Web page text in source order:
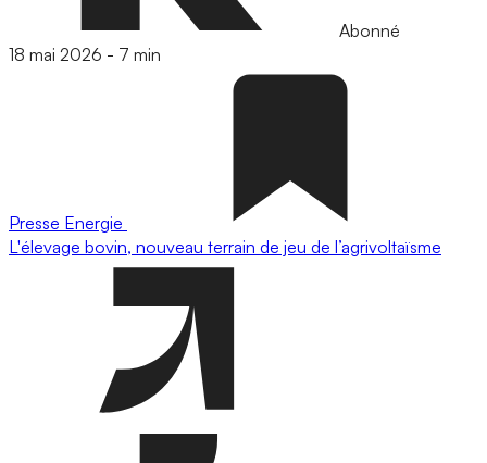
Abonné
18 mai 2026 - 7 min
Presse Energie
L'élevage bovin, nouveau terrain de jeu de l’agrivoltaïsme